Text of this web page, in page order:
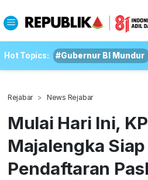
Hot Topics: #Gubernur BI Mundur
Rejabar News Rejabar
Mulai Hari Ini,
Majalengka
Pendaftaran